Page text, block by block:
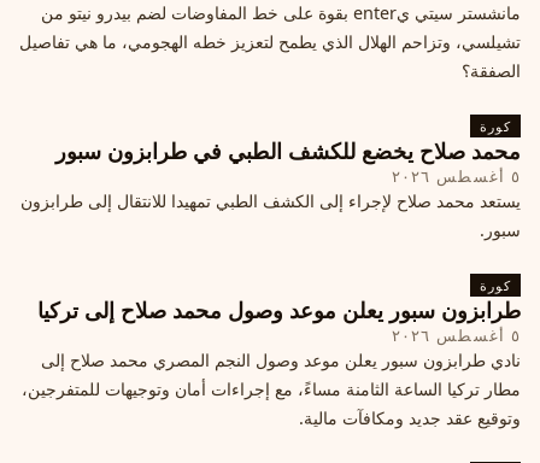
مانشستر سيتي يenter بقوة على خط المفاوضات لضم بيدرو نيتو من
تشيلسي، وتزاحم الهلال الذي يطمح لتعزيز خطه الهجومي، ما هي تفاصيل
الصفقة؟
كورة
محمد صلاح يخضع للكشف الطبي في طرابزون سبور
٥ أغسطس ٢٠٢٦
يستعد محمد صلاح لإجراء إلى الكشف الطبي تمهيدا للانتقال إلى طرابزون
سبور.
كورة
طرابزون سبور يعلن موعد وصول محمد صلاح إلى تركيا
٥ أغسطس ٢٠٢٦
نادي طرابزون سبور يعلن موعد وصول النجم المصري محمد صلاح إلى
مطار تركيا الساعة الثامنة مساءً، مع إجراءات أمان وتوجيهات للمتفرجين،
وتوقيع عقد جديد ومكافآت مالية.